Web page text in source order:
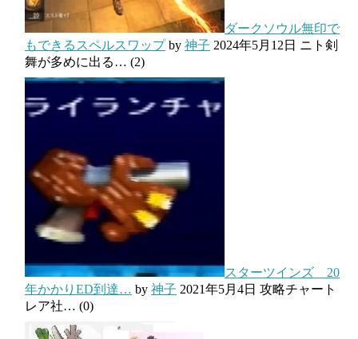
ダークソウル無印で
もできるスペルスワップby 神子 2024年5月12日 ニト剣
舞が多めに出る… (2)
スターツインズ 20
年かかりED到達… by 神子 2021年5月4日 攻略チャート
レア社… (0)